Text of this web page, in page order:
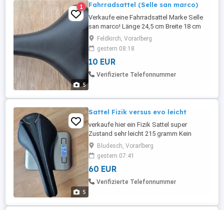
5
1 Fahrradsattel (Selle san marco)
Verkaufe eine Fahrradsattel Marke Selle
san marco! Länge 24,5 cm Breite 18 cm
Abholung Feldkirch Tisis
Feldkirch, Vorarlberg
gestern 08:18
10 EUR
Verifizierte Telefonnummer
5
Sattel Fizik versus evo leicht
verkaufe hier ein Fizik Sattel super
Zustand sehr leicht 215 gramm Kein
Versand nur Selbstabholung in Bludesch
Dies ist ein Privatverkauf daher keine
Garantie, Gewährleistung oder Rückgabe
Bludesch, Vorarlberg
gestern 07:41
60 EUR
Verifizierte Telefonnummer